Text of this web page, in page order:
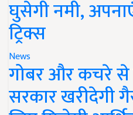
घुसेगी नमी,
ट्रिक्स
News
गोबर और कचरे से
सरकार खरीदेगी